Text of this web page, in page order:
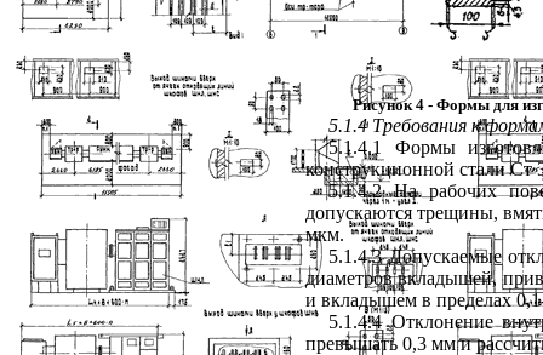
Рисунок 4 - Формы для
5.1.4 Требования к
5.1.4.1 Формы
конструкционной стали Ст
5.1.4.2 На рабочих
допускаются трещины,
мкм.
5.1.4.3 Допускаемые
диаметров вкладышей,
и вкладышем в пределах
5.1.4.4 Отклонение
превышать 0,3 мм и